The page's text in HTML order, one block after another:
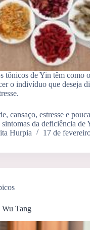
tônicos de Yin têm como
o indivíduo que deseja
cansaço, estresse e
sintomas da deficiência de
Hurpia
17 de
Tang